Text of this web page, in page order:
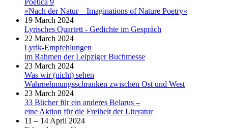
»Nach der Natur – Imaginations of Nature Poetry«
19 March 2024
Lyrisches Quartett - Gedichte im Gespräch
22 March 2024
Lyrik-Empfehlungen
im Rahmen der Leipziger Buchmesse
23 March 2024
Was wir (nicht) sehen
Wahrnehmungsschranken zwischen Ost und West
23 March 2024
33 Bücher für ein anderes Belarus –
eine Aktion für die Freiheit der Literatur
11 – 14 April 2024